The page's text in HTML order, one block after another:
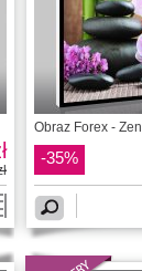
Obraz Forex - Zen
-35%